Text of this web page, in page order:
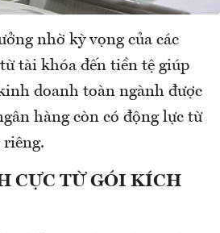
nhờ kỳ vọng của các
tài khóa đến tiền tệ giúp
doanh toàn ngành được
hàng còn có động lực từ
riêng.
CỰC TỪ GÓI KÍCH